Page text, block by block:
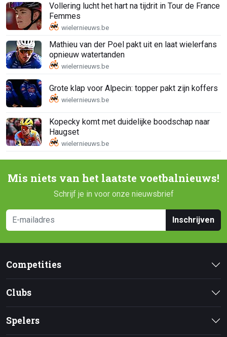
Vollering lucht het hart na tijdrit in Tour de France
Femmes
Mathieu van der Poel pakt uit en laat wielerfans
opnieuw watertanden
Grote klap voor Alpecin: topper pakt zijn koffers
Kopecky komt met duidelijke boodschap naar
Haugset
Mis niets van het laatste voetbalnieuws!
Schrijf je in voor onze nieuwsbrief
Inschrijven
Competities
Clubs
Spelers